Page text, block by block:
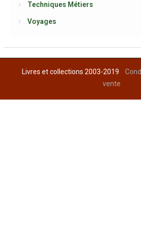
Techniques Métiers
Voyages
Livres et collections 2003-2019
vente